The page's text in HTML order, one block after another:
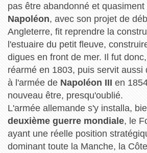
pas être abandonné et
Napoléon, avec son projet de
Angleterre, fit reprendre la
l'estuaire du petit fleuve,
digues en front de mer. Il fut
réarmé en 1803, puis servit aussi
à l'armée de Napoléon III en
nouveau être, presqu'oublié.
L'armée allemande s'y installa,
deuxième guerre mondiale, le
ayant une réelle position
dominant toute la Manche, la